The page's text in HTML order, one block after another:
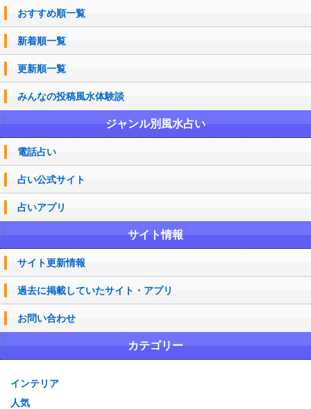
おすすめ順一覧
新着順一覧
更新順一覧
みんなの投稿風水体験談
ジャンル別風水占い
電話占い
占い公式サイト
占いアプリ
サイト情報
サイト更新情報
過去に掲載していたサイト・アプリ
お問い合わせ
カテゴリー
インテリア
人気